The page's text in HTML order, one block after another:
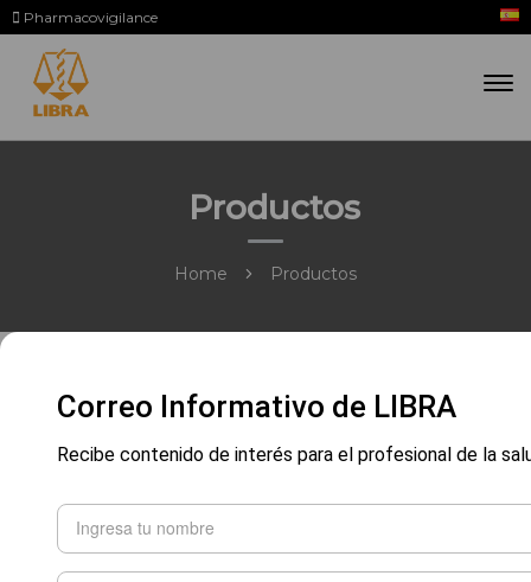
Pharmacovigilance
Productos
Home Productos
Correo Informativo de LIBRA
Recibe contenido de interés para el profesional de la